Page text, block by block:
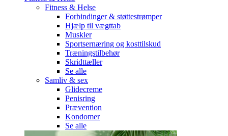
Fitness & Helse
Forbindinger & støttestrømper
Hjælp til vægttab
Muskler
Sportsernæring og kosttilskud
Træningstilbehør
Skridttæller
Se alle
Samliv & sex
Glidecreme
Penisring
Prævention
Kondomer
Se alle